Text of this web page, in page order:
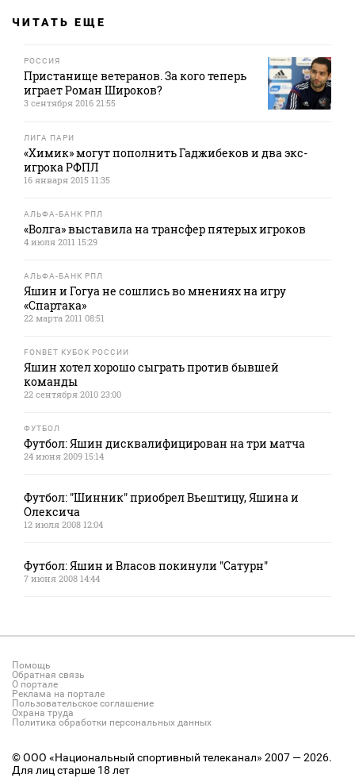
ЧИТАТЬ ЕЩЕ
РОССИЯ
Пристанище ветеранов. За кого теперь
играет Роман Широков?
3 сентября 2016 21:55
ЛИГА ПАРИ
«Химик» могут пополнить Гаджибеков и два экс-
игрока РФПЛ
16 января 2015 11:35
АЛЬФА-БАНК РПЛ
«Волга» выставила на трансфер пятерых игроков
4 июля 2011 15:29
АЛЬФА-БАНК РПЛ
Яшин и Гогуа не сошлись во мнениях на игру
«Спартака»
22 марта 2011 08:51
FONBET КУБОК РОССИИ
Яшин хотел хорошо сыграть против бывшей
команды
22 сентября 2010 23:00
ФУТБОЛ
Футбол: Яшин дисквалифицирован на три матча
24 июня 2009 15:14
Футбол: "Шинник" приобрел Вьештицу, Яшина и
Олексича
12 июля 2008 12:04
Футбол: Яшин и Власов покинули "Сатурн"
7 июня 2008 14:44
Помощь
Обратная связь
О портале
Реклама на портале
Пользовательское соглашение
Охрана труда
Политика обработки персональных данных
© ООО «Национальный спортивный телеканал» 2007 — 2026.
Для лиц старше 18 лет